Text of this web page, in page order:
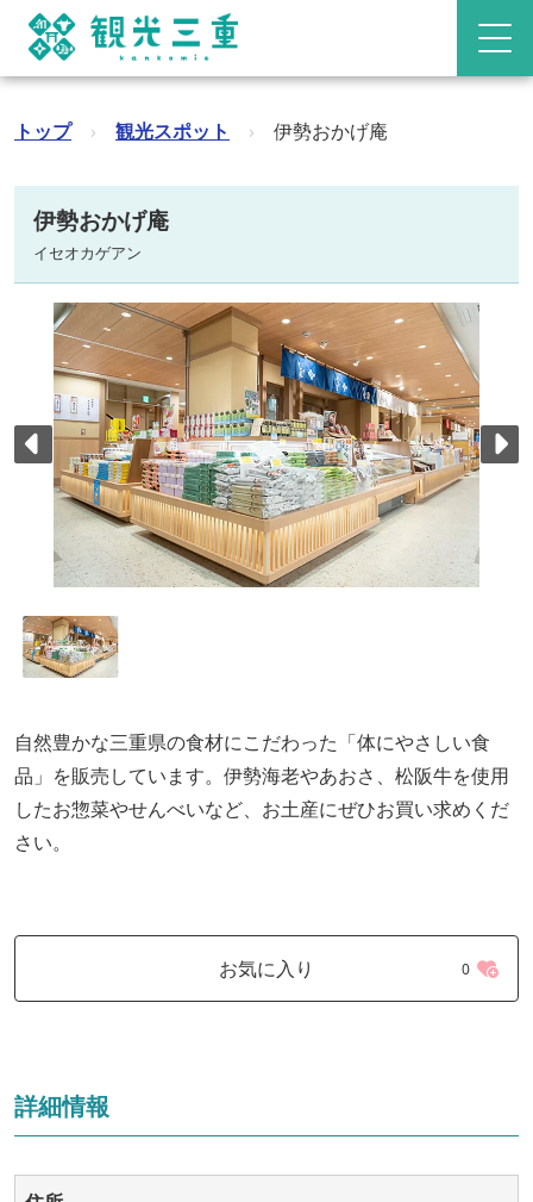
トップ › 観光スポット › 伊勢おかげ庵
伊勢おかげ庵
イセオカゲアン
自然豊かな三重県の食材にこだわった「体にやさしい食
品」を販売しています。伊勢海老やあおさ、松阪牛を使用
したお惣菜やせんべいなど、お土産にぜひお買い求めくだ
さい。
お気に入り 0
詳細情報